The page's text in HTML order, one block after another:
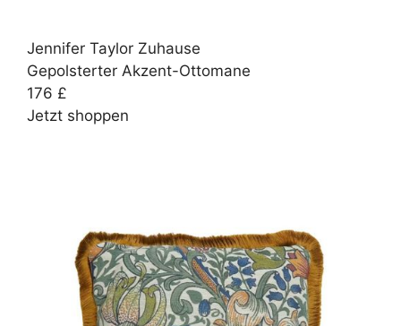
Jennifer Taylor Zuhause
Gepolsterter Akzent-Ottomane
176 £
Jetzt shoppen